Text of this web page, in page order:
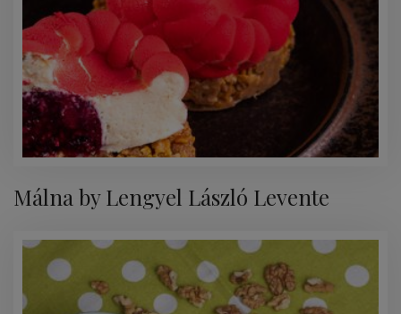
Málna by Lengyel László Levente